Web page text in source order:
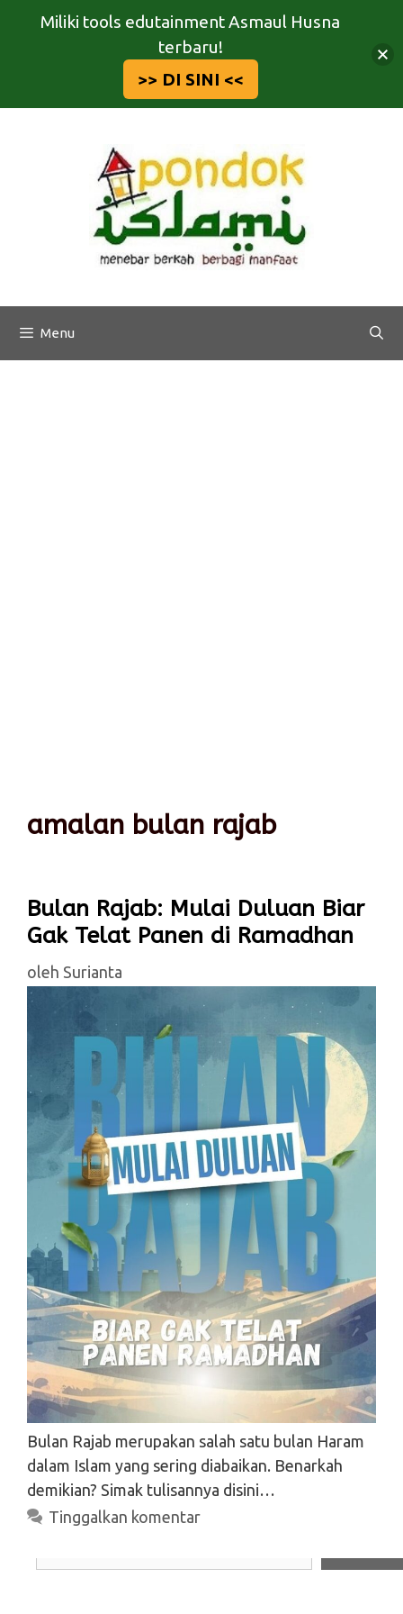
Menu
amalan bulan rajab
Bulan Rajab: Mulai Duluan Biar
Gak Telat Panen di Ramadhan
oleh Surianta
Bulan Rajab merupakan salah satu bulan Haram
dalam Islam yang sering diabaikan. Benarkah
demikian? Simak tulisannya disini…
Tinggalkan komentar
Search
Miliki tools edutainment Asmaul Husna
terbaru!
>> DI SINI <<